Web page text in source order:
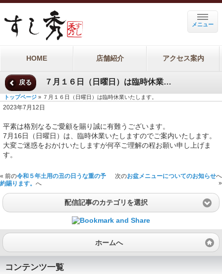
メニュー
HOME 店舗紹介 アクセス案内
戻る ７月１６日（日曜日）は臨時休業いたします。
トップページ » ７月１６日（日曜日）は臨時休業いたします。
2023年7月12日
平素は格別なるご愛顧を賜り誠に有難うございます。
7月16日（日曜日）は、臨時休業いたしますのでご案内いたします。
大変ご迷惑をおかけいたしますが何卒ご理解の程お願い申し上げま
す。
« 前の令和５年土用の丑の日うな重の予
約賜ります。 へ
次のお盆メニューについてのお知らせへ
»
配信記事のカテゴリを選択
ホームへ
コンテンツ一覧